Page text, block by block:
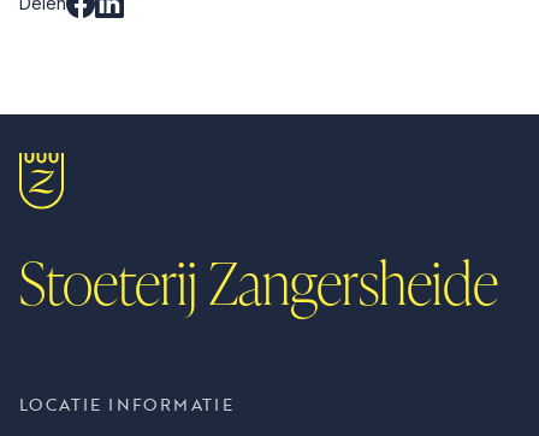
Stoeterij Zangersheide
LOCATIE INFORMATIE